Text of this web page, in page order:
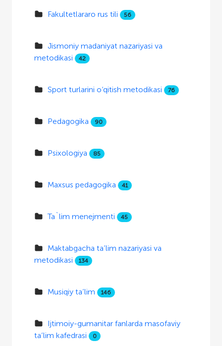
Fakultetlararo rus tili 56
Jismoniy madaniyat nazariyasi va
metodikasi
42
Sport turlarini o‘qitish metodikasi 76
Pedagogika 90
Psixologiya 85
Maxsus pedagogika 41
Ta`lim menejmenti 45
Maktabgacha ta’lim nazariyasi va
metodikasi
134
Musiqiy ta’lim 146
Ijtimoiy-gumanitar fanlarda masofaviy
ta’lim kafedrasi
0